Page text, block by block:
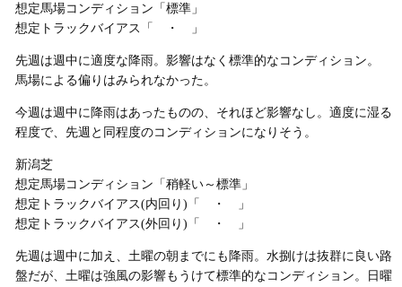
想定馬場コンディション「標準」
想定トラックバイアス「 ・ 」
先週は週中に適度な降雨。影響はなく標準的なコンディション。
馬場による偏りはみられなかった。
今週は週中に降雨はあったものの、それほど影響なし。適度に湿る
程度で、先週と同程度のコンディションになりそう。
新潟芝
想定馬場コンディション「稍軽い～標準」
想定トラックバイアス(内回り)「 ・ 」
想定トラックバイアス(外回り)「 ・ 」
先週は週中に加え、土曜の朝までにも降雨。水捌けは抜群に良い路
盤だが、土曜は強風の影響もうけて標準的なコンディション。日曜